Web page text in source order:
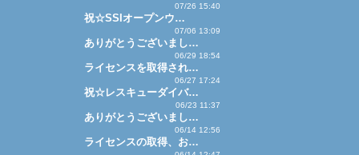
07/26 15:40
祝☆SSIオープンウ…
07/06 13:09
ありがとうございまし…
06/29 18:54
ライセンスを取得され…
06/27 17:24
祝☆レスキューダイバ…
06/23 11:37
ありがとうございまし…
06/14 12:56
ライセンスの取得、お…